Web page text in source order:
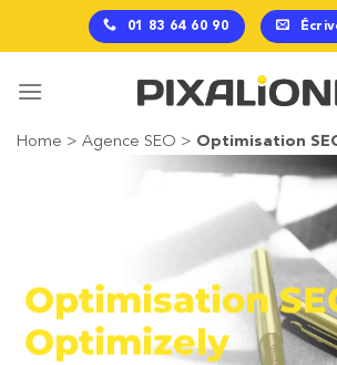
01 83 64 60 90
Home > Agence SEO > Optimisation
Optimisation
Optimizely